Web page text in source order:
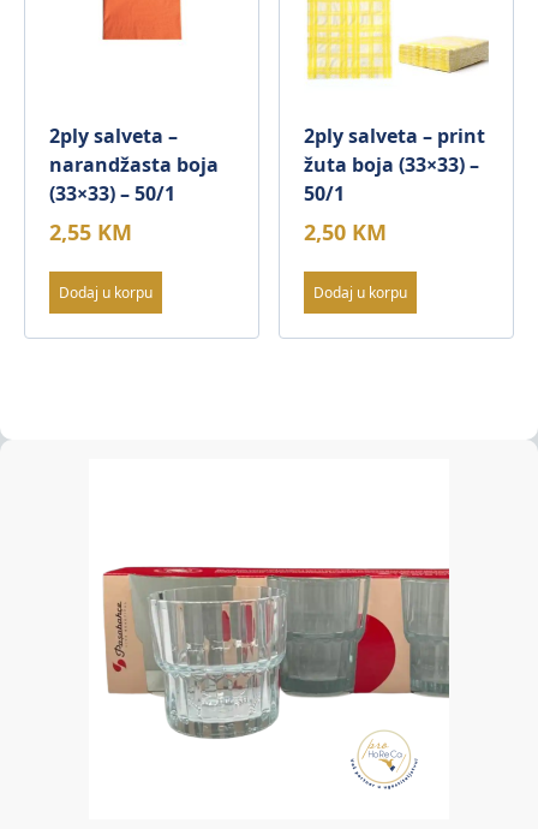
2ply salveta –
narandžasta boja
(33×33) – 50/1
2,55 KM
Dodaj u korpu
2ply salveta – print
žuta boja (33×33) –
50/1
2,50 KM
Dodaj u korpu